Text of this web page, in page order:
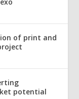
of print and
potential